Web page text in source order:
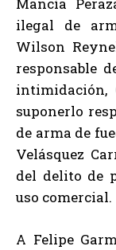
Mancía
ilegal de
Wilson
responsable
intimidación,
suponerlo
de arma de
Velásquez
del delito de
uso comercial.
A Felipe